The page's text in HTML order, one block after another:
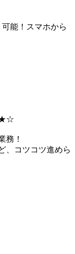
能！スマホから
★☆
務！
、コツコツ進めら